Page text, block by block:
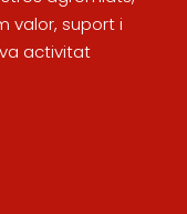
valor, suport i
activitat